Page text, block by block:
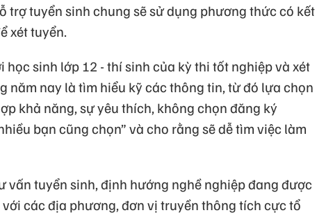
trợ tuyển sinh chung sẽ sử dụng phương thức có kết
xét tuyển.
học sinh lớp 12 - thí sinh của kỳ thi tốt nghiệp và xét
năm nay là tìm hiểu kỹ các thông tin, từ đó lựa chọn
khả năng, sự yêu thích, không chọn đăng ký
bạn cũng chọn” và cho rằng sẽ dễ tìm việc làm
vấn tuyển sinh, định hướng nghề nghiệp đang được
các địa phương, đơn vị truyền thông tích cực tổ